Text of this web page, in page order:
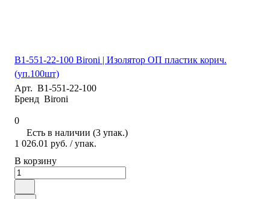
B1-551-22-100 Bironi | Изолятор ОП пластик корич.
(уп.100шт)
Арт. B1-551-22-100
Бренд Bironi
0
Есть в наличии (3 упак.)
1 026.01 руб. / упак.
В корзину